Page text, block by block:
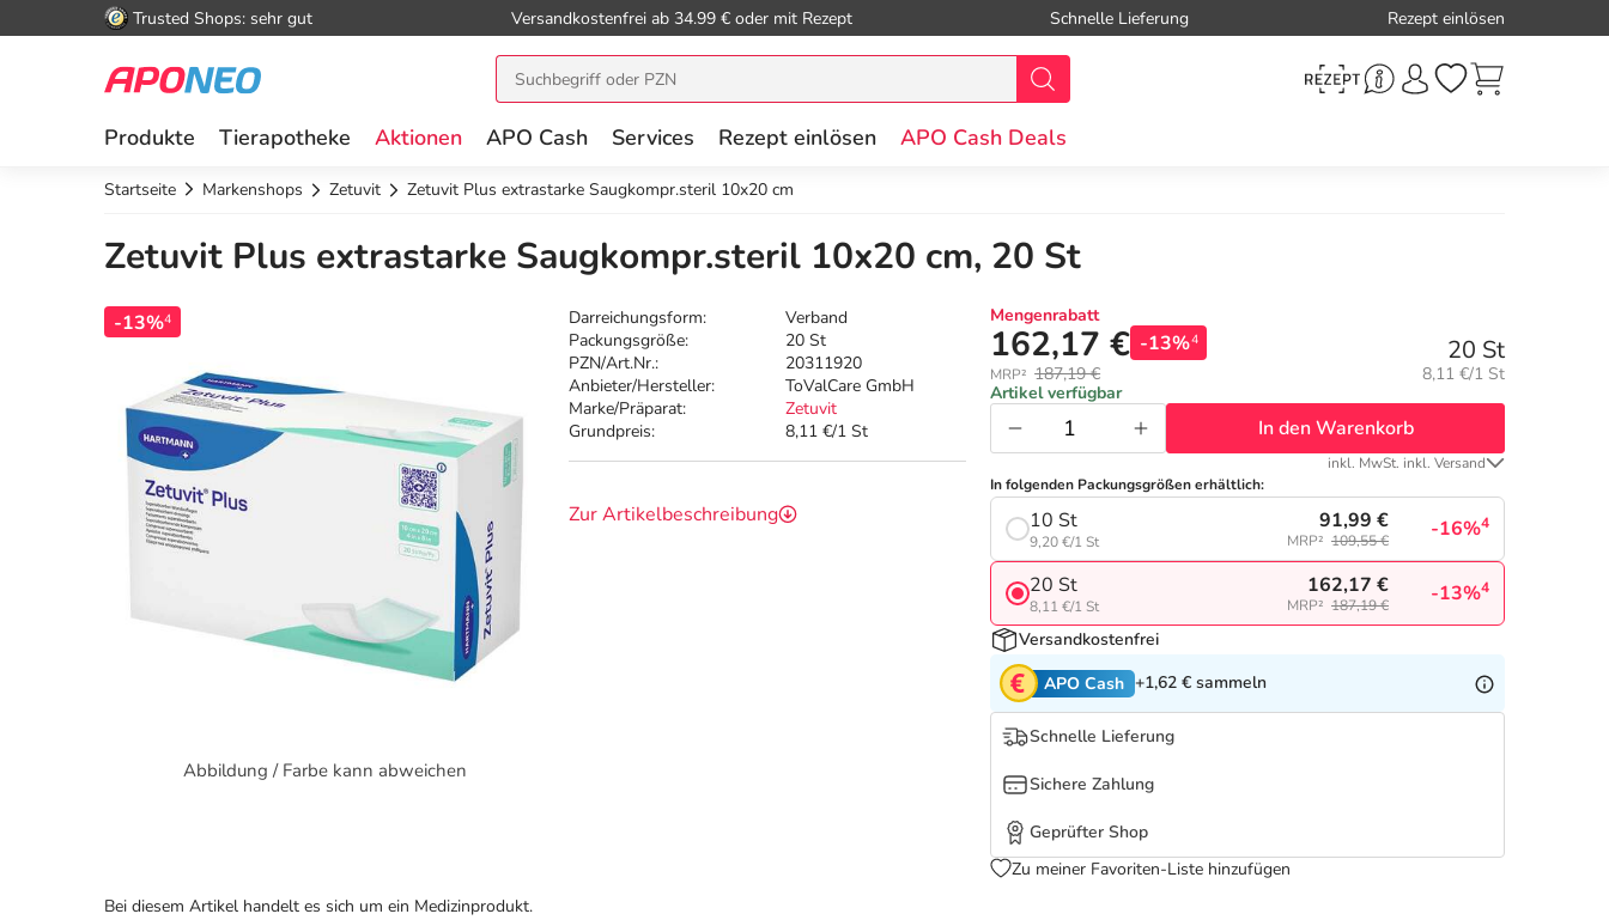
Trusted Shops: sehr gut Versandkostenfrei ab 34.99 € oder mit Rezept Schnelle Lieferung Rezept einlösen
Produkte Tierapotheke Aktionen APO Cash Services Rezept einlösen APO Cash Deals
Startseite Markenshops Zetuvit Zetuvit Plus extrastarke Saugkompr.steril 10x20 cm
Zetuvit Plus extrastarke Saugkompr.steril 10x20 cm, 20 St
-13%4
Abbildung / Farbe kann abweichen
Darreichungsform:
Verband
Packungsgröße:
20 St
PZN/Art.Nr.:
20311920
Anbieter/Hersteller:
ToValCare GmbH
Marke/Präparat:
Zetuvit
Grundpreis:
8,11 €/1 St
Zur Artikelbeschreibung
Mengenrabatt
162,17 € -13%4
MRP² 187,19 €
20 St
Grundpreis:
8,11 €/1 St
Artikel verfügbar
In den Warenkorb
inkl. MwSt. inkl. Versand
In folgenden Packungsgrößen erhältlich:
10 St
9,20 €/1 St
91,99 €
MRP² 109,55 € -16%4
20 St
8,11 €/1 St
162,17 €
MRP² 187,19 € -13%4
Versandkostenfrei
APO Cash +1,62 € sammeln
Schnelle Lieferung
Sichere Zahlung
Geprüfter Shop
Zu meiner Favoriten-Liste hinzufügen
Bei diesem Artikel handelt es sich um ein Medizinprodukt.